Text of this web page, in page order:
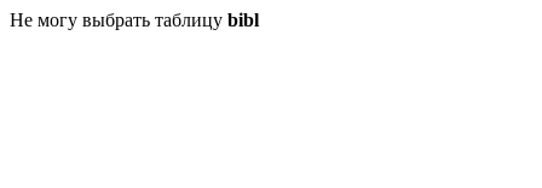
Не могу выбрать таблицу bibl